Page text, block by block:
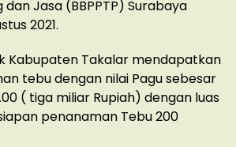
dan Jasa (BBPPTP) Surabaya
2021.
Kabupaten Takalar mendapatkan
tebu dengan nilai Pagu sebesar
( tiga miliar Rupiah) dengan luas
penanaman Tebu 200